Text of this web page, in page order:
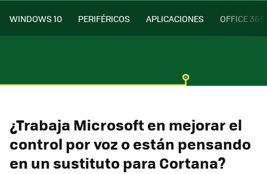
WINDOWS 10 PERIFÉRICOS APLICACIONES OFFICE 365
¿Trabaja Microsoft en mejorar el
control por voz o están pensando
en un sustituto para Cortana?